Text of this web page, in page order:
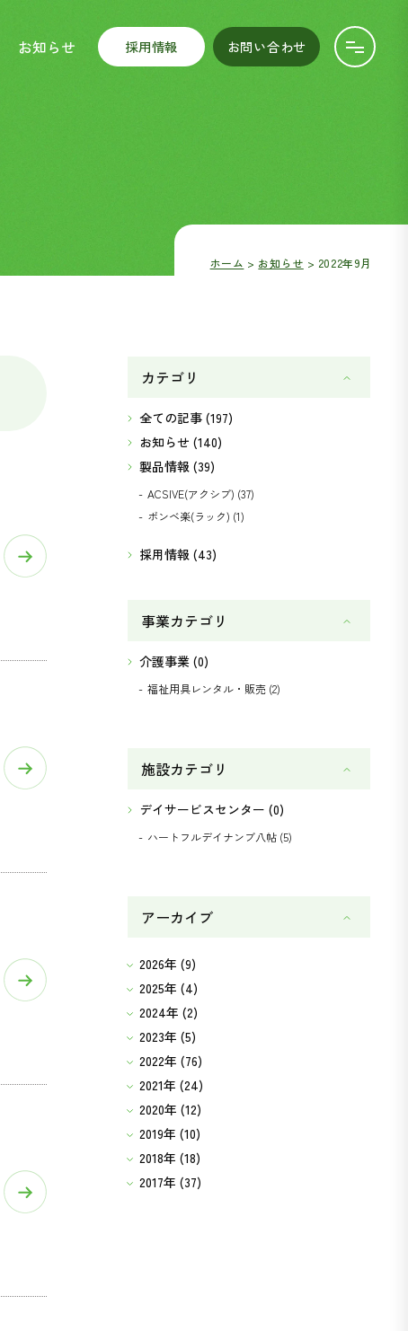
お知らせ 採用情報 お問い合わせ
ホーム お知らせ 2022年9月
カテゴリ
全ての記事 (197)
お知らせ (140)
製品情報 (39)
ACSIVE(アクシブ) (37)
ボンベ楽(ラック) (1)
採用情報 (43)
事業カテゴリ
介護事業 (0)
福祉用具レンタル・販売 (2)
施設カテゴリ
デイサービスセンター (0)
ハートフルデイナンブ八帖 (5)
アーカイブ
2026年 (9)
2025年 (4)
2024年 (2)
2023年 (5)
2022年 (76)
2021年 (24)
2020年 (12)
2019年 (10)
2018年 (18)
2017年 (37)